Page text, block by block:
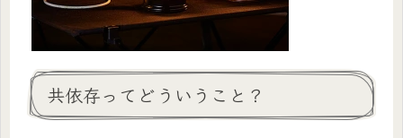
共依存ってどういうこと？